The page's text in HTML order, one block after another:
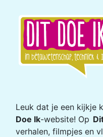
Leuk dat je een kijkje
Doe Ik-website! Op
verhalen, filmpjes en